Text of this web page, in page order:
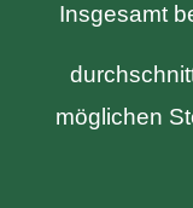
Insgesamt
möglichen